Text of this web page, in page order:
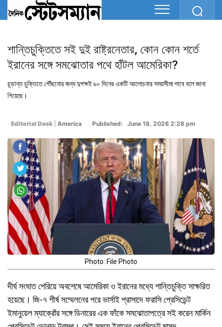
শান্তিচুক্তিতে সই দুই রাষ্ট্রনেতার, কোন কোন শর্তে
ইরানের সঙ্গে সমঝোতার পথে হাঁটল আমেরিকা?
চূড়ান্ত চুক্তিতে পৌঁছনোর জন্য দুপক্ষই ৬০ দিনের একটি আলোচনার সময়সীমা পাবে বলে জানা
গিয়েছে।
Editorial Desk America Published: June 18, 2026 2:28 pm
Photo: File Photo
দীর্ঘ সংঘাত পেরিয়ে অবশেষে আমেরিকা ও ইরানের মধ্যে শান্তিচুক্তি সাক্ষরিত
হয়েছে। জি-৭ শীর্ষ সম্মেলনের পরে ভার্সাই প্রাসাদে ফরাসি প্রেসিডেন্ট
ইমানুয়েল ম্যাক্রোঁর সঙ্গে ডিনারের এক ফাঁকে সমঝোতাপত্রে সই করেন মার্কিন